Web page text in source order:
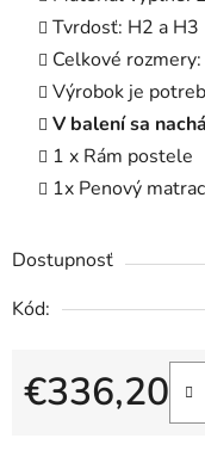
Tvrdosť: H2 a H3
Celkové
Výrobok je
V balení sa
1 x Rám postele
1x Penový matrac
Dostupnosť
Kód:
€336,20